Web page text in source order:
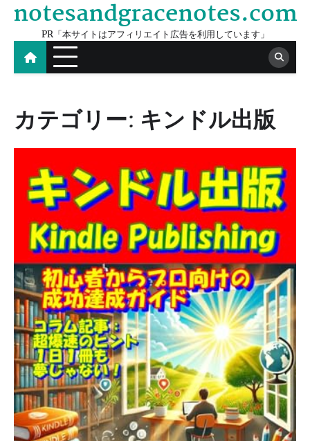
Skip
content
notesandgracenotes.com
PR「本サイトはアフィリエイト広告を利用しています」
カテゴリー: キンドル出版